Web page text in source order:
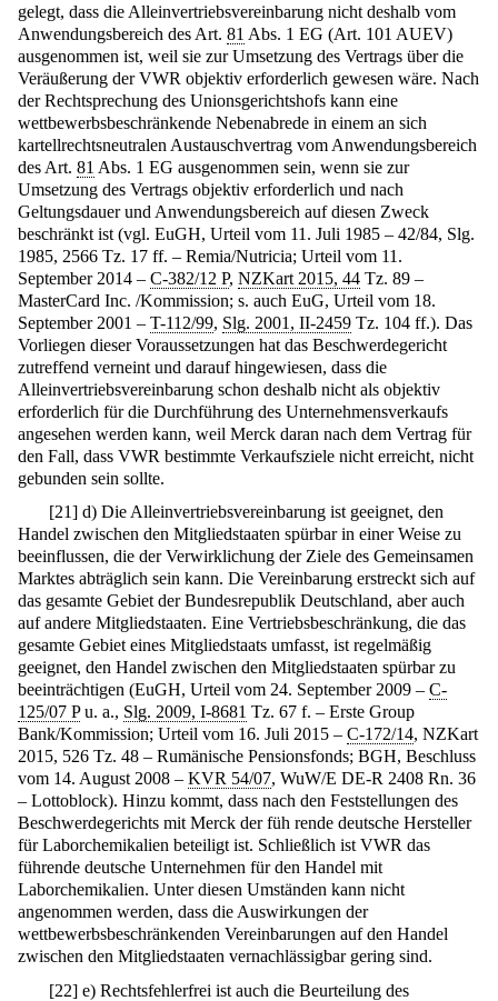
gelegt, dass die Alleinvertriebsvereinbarung nicht deshalb vom
Anwendungsbereich des Art. 81 Abs. 1 EG (Art. 101 AUEV)
ausgenommen ist, weil sie zur Umsetzung des Vertrags über die
Veräußerung der VWR objektiv erforderlich gewesen wäre. Nach
der Rechtsprechung des Unionsgerichtshofs kann eine
wettbewerbsbeschränkende Nebenabrede in einem an sich
kartellrechtsneutralen Austauschvertrag vom Anwendungsbereich
des Art. 81 Abs. 1 EG ausgenommen sein, wenn sie zur
Umsetzung des Vertrags objektiv erforderlich und nach
Geltungsdauer und Anwendungsbereich auf diesen Zweck
beschränkt ist (vgl. EuGH, Urteil vom 11. Juli 1985 – 42/84, Slg.
1985, 2566 Tz. 17 ff. – Remia/Nutricia; Urteil vom 11.
September 2014 – C-382/12 P, NZKart 2015, 44 Tz. 89 –
MasterCard Inc. /Kommission; s. auch EuG, Urteil vom 18.
September 2001 – T-112/99, Slg. 2001, II-2459 Tz. 104 ff.). Das
Vorliegen dieser Voraussetzungen hat das Beschwerdegericht
zutreffend verneint und darauf hingewiesen, dass die
Alleinvertriebsvereinbarung schon deshalb nicht als objektiv
erforderlich für die Durchführung des Unternehmensverkaufs
angesehen werden kann, weil Merck daran nach dem Vertrag für
den Fall, dass VWR bestimmte Verkaufsziele nicht erreicht, nicht
gebunden sein sollte.
[21] d) Die Alleinvertriebsvereinbarung ist geeignet, den
Handel zwischen den Mitgliedstaaten spürbar in einer Weise zu
beeinflussen, die der Verwirklichung der Ziele des Gemeinsamen
Marktes abträglich sein kann. Die Vereinbarung erstreckt sich auf
das gesamte Gebiet der Bundesrepublik Deutschland, aber auch
auf andere Mitgliedstaaten. Eine Vertriebsbeschränkung, die das
gesamte Gebiet eines Mitgliedstaats umfasst, ist regelmäßig
geeignet, den Handel zwischen den Mitgliedstaaten spürbar zu
beeinträchtigen (EuGH, Urteil vom 24. September 2009 – C-
125/07 Pu. a., Slg. 2009, I-8681 Tz. 67 f. – Erste Group
Bank/Kommission; Urteil vom 16. Juli 2015 – C-172/14, NZKart
2015, 526 Tz. 48 – Rumänische Pensionsfonds; BGH, Beschluss
vom 14. August 2008 – KVR 54/07, WuW/E DE-R 2408 Rn. 36
– Lottoblock). Hinzu kommt, dass nach den Feststellungen des
Beschwerdegerichts mit Merck der füh rende deutsche Hersteller
für Laborchemikalien beteiligt ist. Schließlich ist VWR das
führende deutsche Unternehmen für den Handel mit
Laborchemikalien. Unter diesen Umständen kann nicht
angenommen werden, dass die Auswirkungen der
wettbewerbsbeschränkenden Vereinbarungen auf den Handel
zwischen den Mitgliedstaaten vernachlässigbar gering sind.
[22] e) Rechtsfehlerfrei ist auch die Beurteilung des